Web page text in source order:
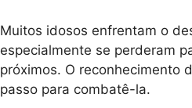
Muitos idosos enfrentam o
especialmente se perderam
próximos. O reconhecimento
passo para combatê-la.